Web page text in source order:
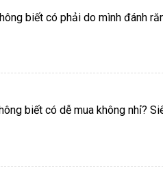
biết có phải do mình đánh
biết có dễ mua không nhỉ?